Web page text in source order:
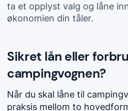
ta et opplyst valg og låne
økonomien din tåler.
Sikret lån eller
campingvognen?
Når du skal låne til
praksis mellom to